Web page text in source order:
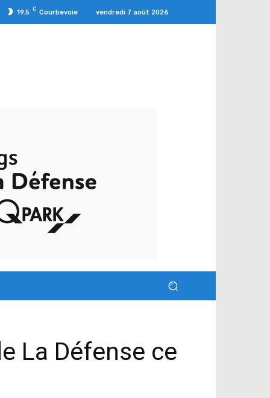
19.5 C Courbevoie vendredi 7 août 2026
La Défense ce